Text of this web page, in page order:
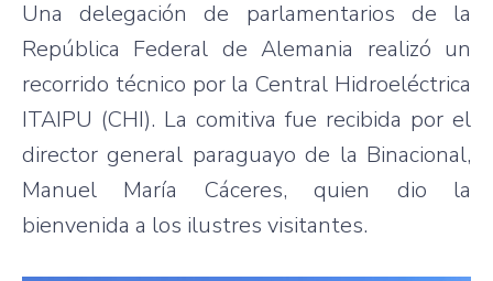
Una delegación de parlamentarios de la
República Federal de Alemania realizó un
recorrido técnico por la Central Hidroeléctrica
ITAIPU (CHI). La comitiva fue recibida por el
director general paraguayo de la Binacional,
Manuel María Cáceres, quien dio la
bienvenida a los ilustres visitantes.